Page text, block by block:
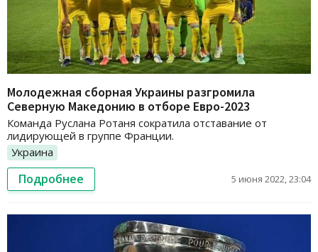
Молодежная сборная Украины разгромила
Северную Македонию в отборе Евро-2023
Команда Руслана Ротаня сократила отставание от
лидирующей в группе Франции.
Украина
Подробнее 5 июня 2022, 23:04